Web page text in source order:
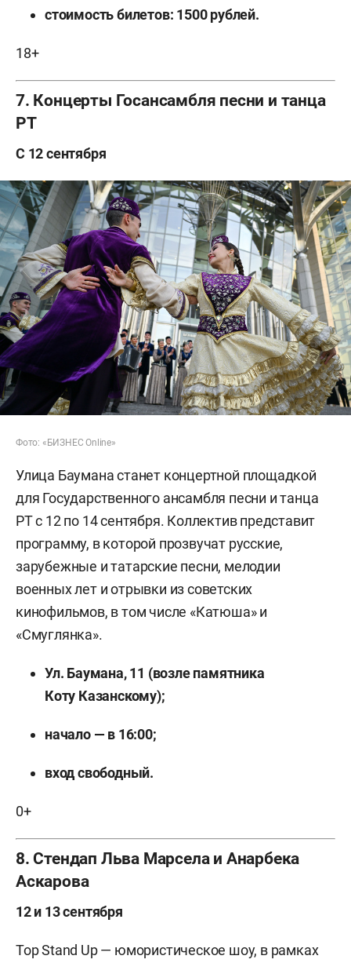
стоимость билетов: 1500 рублей.
18+
7. Концерты Госансамбля песни и танца
РТ
С 12 сентября
Фото: «БИЗНЕС Online»
Улица Баумана станет концертной площадкой
для Государственного ансамбля песни и танца
РТ с 12 по 14 сентября. Коллектив представит
программу, в которой прозвучат русские,
зарубежные и татарские песни, мелодии
военных лет и отрывки из советских
кинофильмов, в том числе «Катюша» и
«Смуглянка».
Ул. Баумана, 11 (возле памятника
Коту Казанскому);
начало — в 16:00;
вход свободный.
0+
8. Стендап Льва Марсела и Анарбека
Аскарова
12 и 13 сентября
Top Stand Up — юмористическое шоу, в рамках